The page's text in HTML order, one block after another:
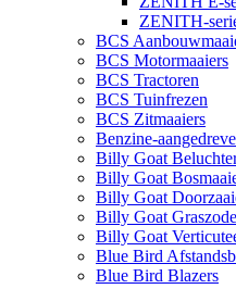
ZENITH-
BCS
BCS Motormaaiers
BCS Tractoren
BCS Tuinfrezen
BCS Zitmaaiers
Benzine-
Billy Goat
Billy Goat
Billy Goat
Billy Goat
Billy Goat
Blue Bird
Blue Bird Blazers